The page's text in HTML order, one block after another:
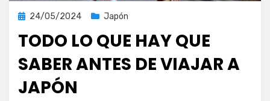
Publicada
24/05/2024 Japón
TODO LO QUE HAY QUE
SABER ANTES DE VIAJAR A
JAPÓN